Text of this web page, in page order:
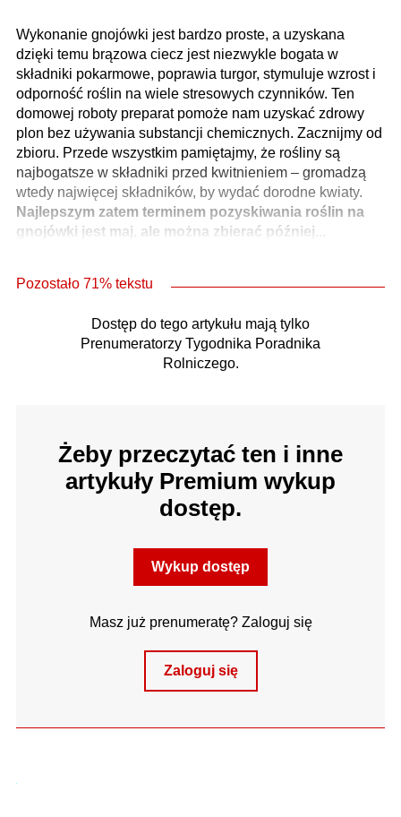
Wykonanie gnojówki jest bardzo proste, a uzyskana
dzięki temu brązowa ciecz jest niezwykle bogata w
składniki pokarmowe, poprawia turgor, stymuluje wzrost i
odporność roślin na wiele stresowych czynników. Ten
domowej roboty preparat pomoże nam uzyskać zdrowy
plon bez używania substancji chemicznych. Zacznijmy od
zbioru. Przede wszystkim pamiętajmy, że rośliny są
najbogatsze w składniki przed kwitnieniem – gromadzą
wtedy najwięcej składników, by wydać dorodne kwiaty.
Najlepszym zatem terminem pozyskiwania roślin na
gnojówki jest maj, ale można zbierać później...
Pozostało 71% tekstu
Dostęp do tego artykułu mają tylko
Prenumeratorzy Tygodnika Poradnika
Rolniczego.
Żeby przeczytać ten i inne
artykuły Premium wykup
dostęp.
Wykup dostęp
Masz już prenumeratę? Zaloguj się
Zaloguj się